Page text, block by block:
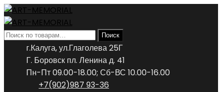
Искать: Поиск
г.Калуга, ул.Глаголева 25Г
Г. Боровск пл. Ленина д. 41
Пн-Пт 09.00-18.00; Сб-ВС 10.00-16.00
+7(902)987 93-36